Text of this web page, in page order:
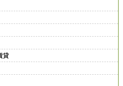
貸